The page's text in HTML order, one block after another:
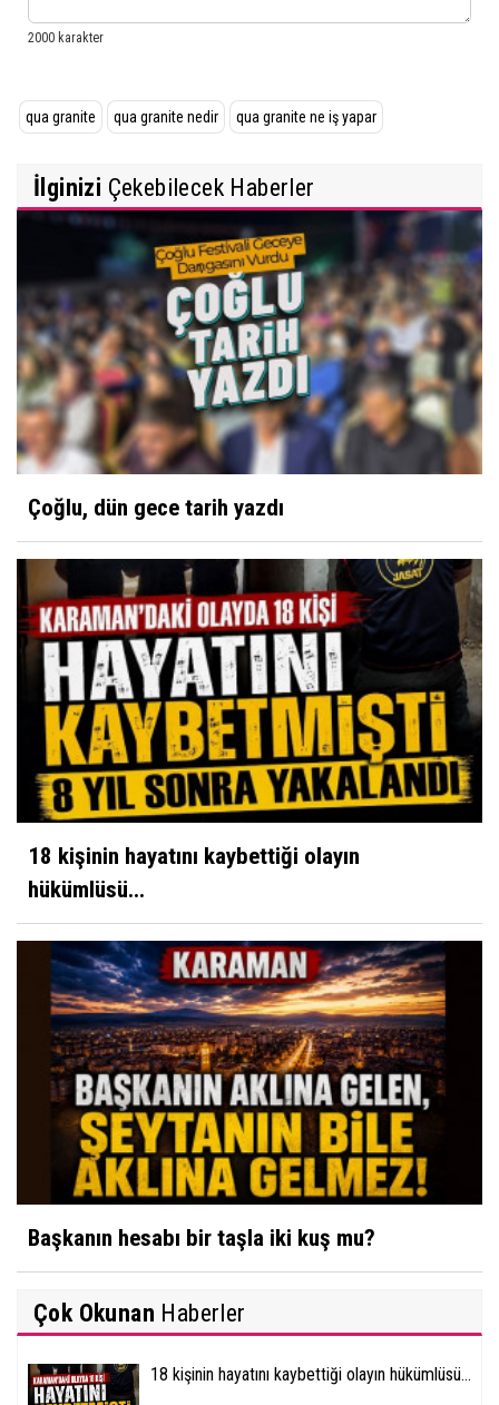
qua granite qua granite nedir qua granite ne iş yapar
İlginizi Çekebilecek Haberler
Çoğlu, dün gece tarih yazdı
18 kişinin hayatını kaybettiği olayın
hükümlüsü...
Başkanın hesabı bir taşla iki kuş mu?
Çok Okunan Haberler
18 kişinin hayatını kaybettiği olayın hükümlüsü...